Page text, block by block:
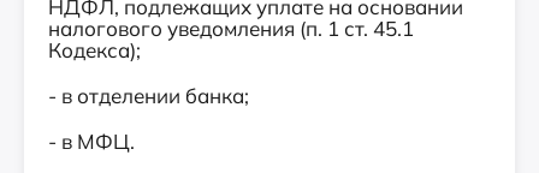
НДФЛ, подлежащих уплате на основании
налогового уведомления (п. 1 ст. 45.1
Кодекса);
- в отделении банка;
- в МФЦ.